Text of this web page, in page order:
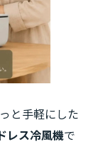
と手軽にした
レス冷風機で